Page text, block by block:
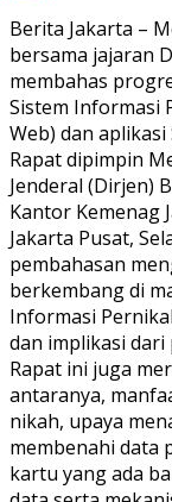
Link
Share
Berita Jakarta –
bersama jajaran
membahas
Sistem Informasi
Web) dan
Rapat dipimpin
Jenderal (Dirjen)
Kantor Kemenag
Jakarta Pusat,
pembahasan
berkembang di
Informasi
dan implikasi
Rapat ini juga
antaranya,
nikah, upaya
membenahi data
kartu yang ada